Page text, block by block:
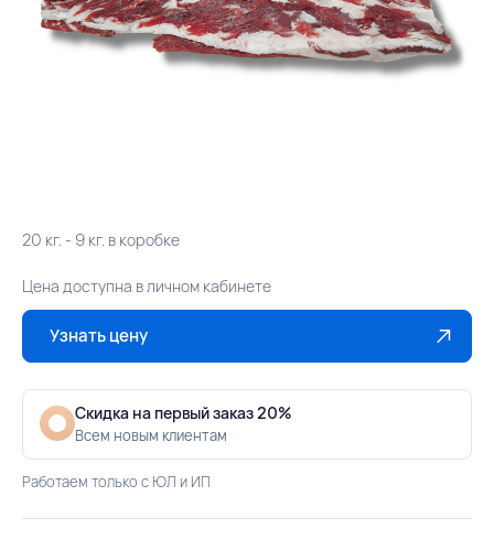
20 кг. - 9 кг. в коробке
Цена доступна в личном кабинете
Узнать цену
Скидка на первый заказ 20%
Всем новым клиентам
Работаем только с ЮЛ и ИП